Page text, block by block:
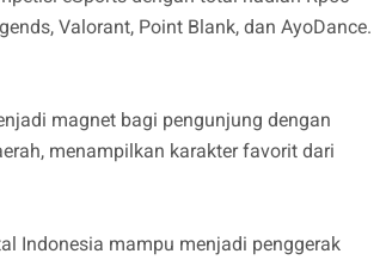
Valorant, Point Blank, dan AyoDance.
magnet bagi pengunjung dengan
menampilkan karakter favorit dari
Indonesia mampu menjadi penggerak